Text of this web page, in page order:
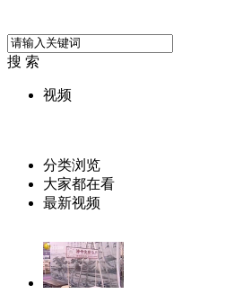
搜 索
视频
分类浏览
大家都在看
最新视频